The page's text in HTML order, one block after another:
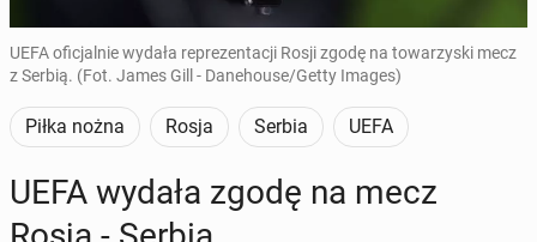
UEFA oficjalnie wydała reprezentacji Rosji zgodę na towarzyski mecz
z Serbią. (Fot. James Gill - Danehouse/Getty Images)
Piłka nożna Rosja Serbia UEFA
UEFA wydała zgodę na mecz